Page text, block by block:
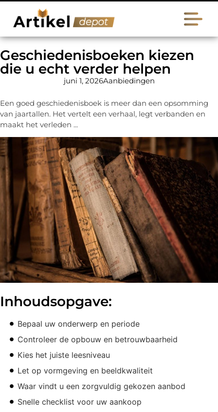
Geschiedenisboeken kiezen
die u echt verder helpen
juni 1, 2026Aanbiedingen
Een goed geschiedenisboek is meer dan een opsomming
van jaartallen. Het vertelt een verhaal, legt verbanden en
maakt het verleden ...
Inhoudsopgave:
Bepaal uw onderwerp en periode
Controleer de opbouw en betrouwbaarheid
Kies het juiste leesniveau
Let op vormgeving en beeldkwaliteit
Waar vindt u een zorgvuldig gekozen aanbod
Snelle checklist voor uw aankoop